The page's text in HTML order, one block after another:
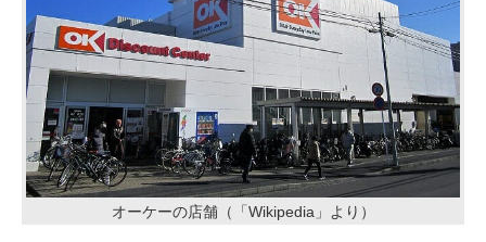
オーケーの店舗（「Wikipedia」より）